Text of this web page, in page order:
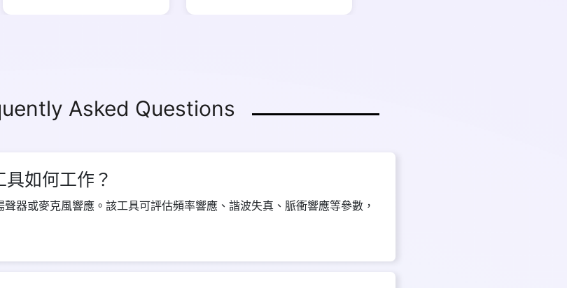
Asked Questions
如何工作？
器或麥克風響應。該工具可評估頻率響應、諧波失真、脈衝響應等參數，